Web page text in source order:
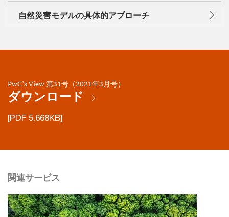
自然災害モデルの具体的アプローチ
PwC’s View 第31号（2021年3月号）
ダウンロード
[PDF 5,668KB]
関連サービス